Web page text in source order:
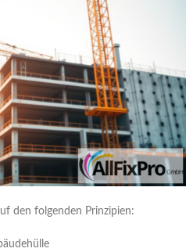
den folgenden Prinzipien: